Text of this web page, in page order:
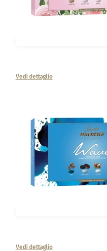
Vedi dettaglio
Vedi dettaglio